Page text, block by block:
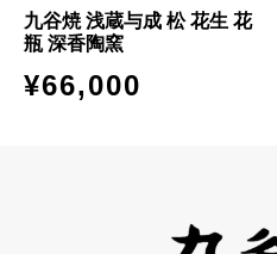
九谷焼 浅蔵与成 松 花生 花
瓶 深香陶窯
¥66,000